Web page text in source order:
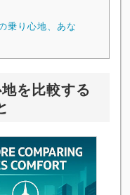
乗り心地、あな
を比較する